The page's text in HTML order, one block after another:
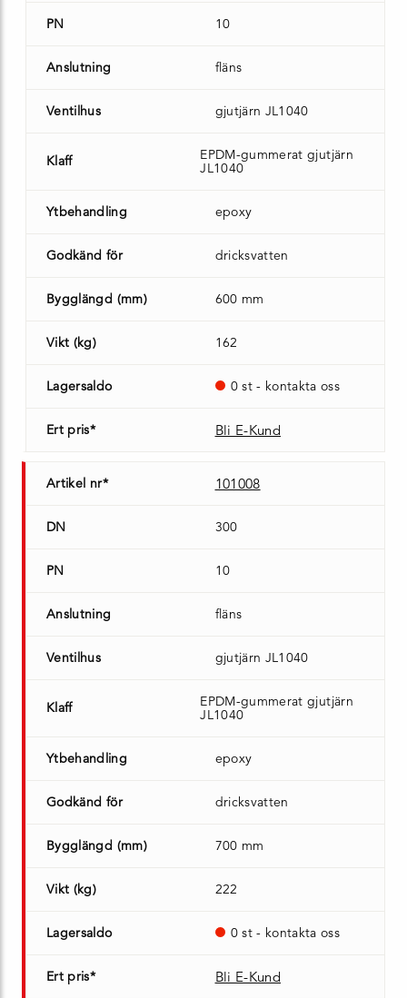
PN 10
Anslutning fläns
Ventilhus gjutjärn JL1040
Klaff
EPDM-gummerat gjutjärn
JL1040
Ytbehandling epoxy
Godkänd för dricksvatten
Bygglängd (mm) 600 mm
Vikt (kg) 162
Lagersaldo 0 st - kontakta oss
Ert pris* Bli E-Kund
Artikel nr* 101008
DN 300
PN 10
Anslutning fläns
Ventilhus gjutjärn JL1040
Klaff
EPDM-gummerat gjutjärn
JL1040
Ytbehandling epoxy
Godkänd för dricksvatten
Bygglängd (mm) 700 mm
Vikt (kg) 222
Lagersaldo 0 st - kontakta oss
Ert pris* Bli E-Kund